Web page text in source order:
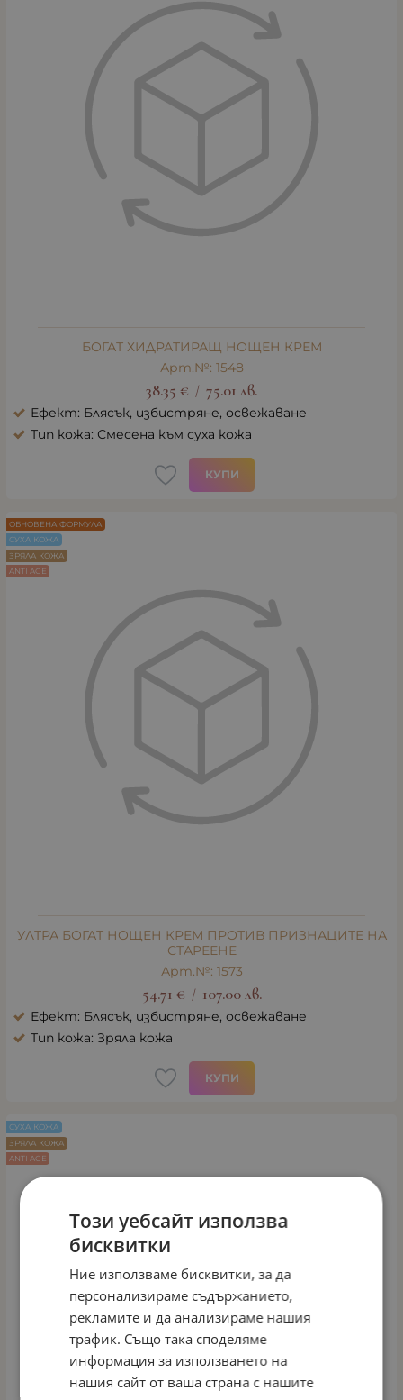
БОГАТ ХИДРАТИРАЩ НОЩЕН КРЕМ
Арт.№: 1548
38.35 € / 75.01 лв.
Ефект: Блясък, избистряне, освежаване
Тип кожа: Смесена към суха кожа
КУПИ
УЛТРА БОГАТ НОЩЕН КРЕМ ПРОТИВ ПРИЗНАЦИТЕ НА
СТАРЕЕНЕ
Арт.№: 1573
54.71 € / 107.00 лв.
Ефект: Блясък, избистряне, освежаване
Тип кожа: Зряла кожа
КУПИ
ОБНОВЕНА ФОРМУЛА
СУХА КОЖА
ЗРЯЛА КОЖА
ANTI AGE
СУХА КОЖА
ЗРЯЛА КОЖА
ANTI AGE
Този уебсайт използва
бисквитки
Ние използваме бисквитки, за да
персонализираме съдържанието,
рекламите и да анализираме нашия
трафик. Също така споделяме
информация за използването на
нашия сайт от ваша страна с нашите